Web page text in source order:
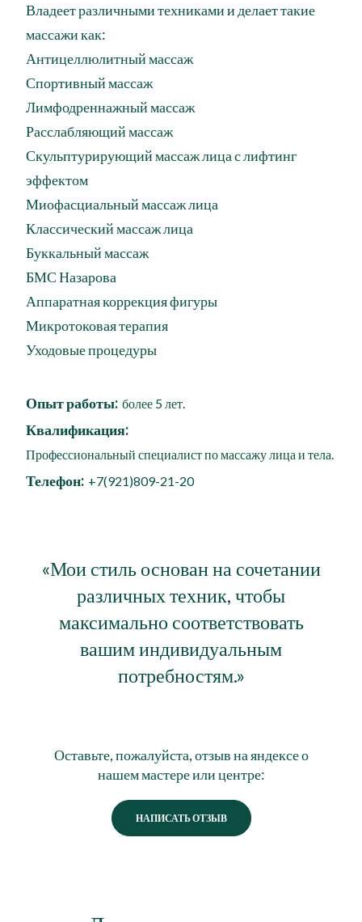
Владеет различными техниками и делает такие
массажи как:
Антицеллюлитный массаж
Спортивный массаж
Лимфодреннажный массаж
Расслабляющий массаж
Скульптурирующий массаж лица с лифтинг
эффектом
Миофасциальный массаж лица
Классический массаж лица
Буккальный массаж
БМС Назарова
Аппаратная коррекция фигуры
Микротоковая терапия
Уходовые процедуры
Опыт работы: более 5 лет.
Квалификация:
Профессиональный специалист по массажу лица и тела.
Телефон: +7(921)809-21-20
«Мои стиль основан на сочетании
различных техник, чтобы
максимально соответствовать
вашим индивидуальным
потребностям.»
Оставьте, пожалуйста, отзыв на яндексе о
нашем мастере или центре:
НАПИСАТЬ ОТЗЫВ